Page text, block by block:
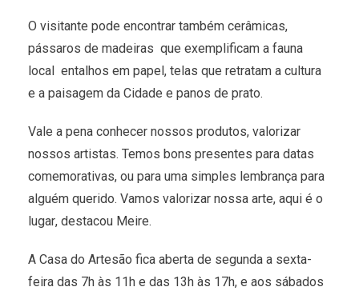
O visitante pode encontrar também cerâmicas,
pássaros de madeiras  que exemplificam a fauna
local  entalhos em papel, telas que retratam a cultura
e a paisagem da Cidade e panos de prato.
Vale a pena conhecer nossos produtos, valorizar
nossos artistas. Temos bons presentes para datas
comemorativas, ou para uma simples lembrança para
alguém querido. Vamos valorizar nossa arte, aqui é o
lugar, destacou Meire.
A Casa do Artesão fica aberta de segunda a sexta-
feira das 7h às 11h e das 13h às 17h, e aos sábados